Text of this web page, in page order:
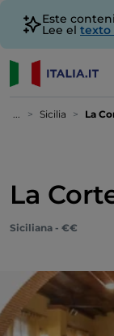
Este
Lee el texto
... Sicilia La
La
Siciliana - €€